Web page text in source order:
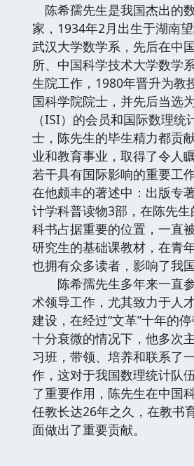
陈希孺先生是我国杰出的
家，1934年2月出生于湖南
武汉大学数学系，先后在中
所、中国科学技术大学数学
生院工作，1980年晋升为教
国科学院院士，并先后当选
（ISI）的会员和国际数理
士，陈先生的毕生精力都贡
业和教育事业，取得了令人
若干具有国际影响的重要工
在他颇丰的著述中：出版专
计学科普读物3部，在陈先
科书占据重要的位置，一直
研究生的基础课教材，在青
也拥有众多读者，影响了我
陈希孺先生多年来一直参
术领导工作，尤其致力于人
建设，在经过“文革”十年的
十分衰微的情况下，他多次
习班，带领、培养和联系了
作，这对于我国数理统计队
了重要作用，陈先生在中国
任教长达26年之久，在教书
面做出了重要贡献。